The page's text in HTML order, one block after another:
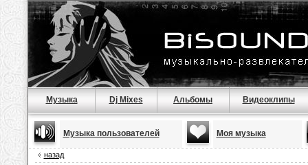
Музыка Dj Mixes Альбомы Видеоклипы
Музыка пользователей Моя музыка
назад